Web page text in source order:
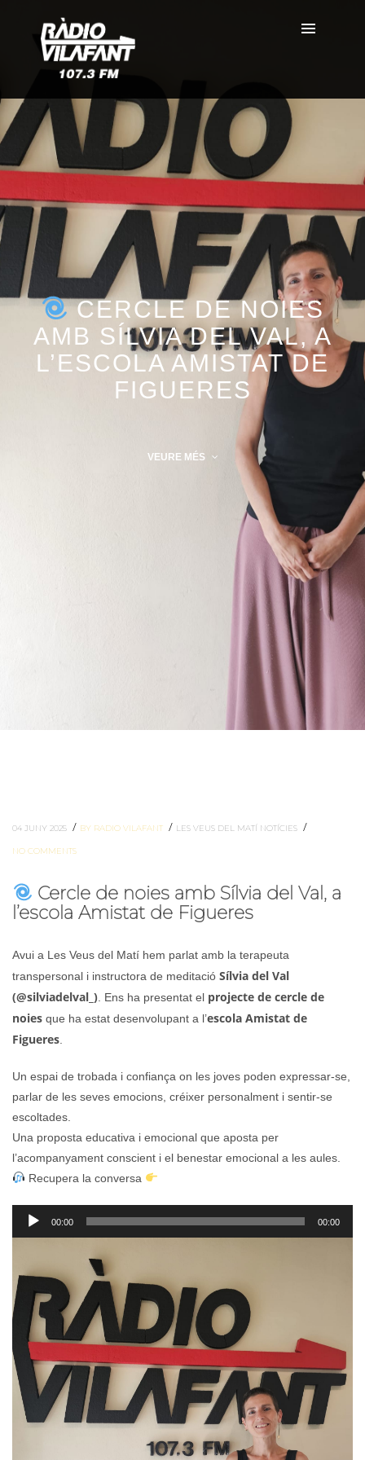
CERCLE DE NOIES
AMB SÍLVIA DEL VAL, A
L’ESCOLA AMISTAT DE
FIGUERES
VEURE MÉS
04 JUNY 2025 / BY RADIO VILAFANT / LES VEUS DEL MATÍ NOTÍCIES /
NO COMMENTS
Cercle de noies amb Sílvia del Val, a
l’escola Amistat de Figueres
Avui a Les Veus del Matí hem parlat amb la terapeuta
transpersonal i instructora de meditació Sílvia del Val
(@silviadelval_) . Ens ha presentat el projecte de cercle de
noies que ha estat desenvolupant a l’escola Amistat de
Figueres
Un espai de trobada i confiança on les joves poden expressar-se,
parlar de les seves emocions, créixer personalment i sentir-se
escoltades.
Una proposta educativa i emocional que aposta per
l’acompanyament conscient i el benestar emocional a les aules.
Recupera la conversa
Reproductor
d'àudio
00:00 00:00